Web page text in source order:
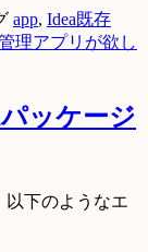
app, Idea既存
理アプリが欲し
ッケージ
以下のようなエ